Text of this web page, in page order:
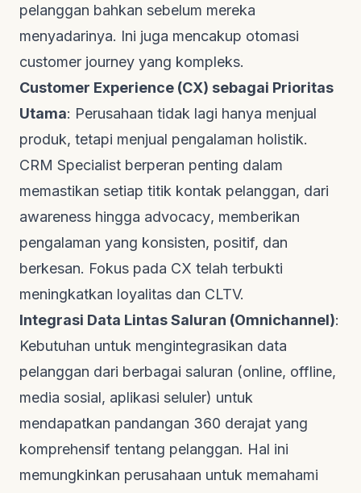
pelanggan bahkan sebelum mereka
menyadarinya. Ini juga mencakup otomasi
customer journey yang kompleks.
Customer Experience (CX) sebagai Prioritas
Utama: Perusahaan tidak lagi hanya menjual
produk, tetapi menjual pengalaman holistik.
CRM Specialist berperan penting dalam
memastikan setiap titik kontak pelanggan, dari
awareness hingga advocacy, memberikan
pengalaman yang konsisten, positif, dan
berkesan. Fokus pada CX telah terbukti
meningkatkan loyalitas dan CLTV.
Integrasi Data Lintas Saluran (Omnichannel):
Kebutuhan untuk mengintegrasikan data
pelanggan dari berbagai saluran (online, offline,
media sosial, aplikasi seluler) untuk
mendapatkan pandangan 360 derajat yang
komprehensif tentang pelanggan. Hal ini
memungkinkan perusahaan untuk memahami